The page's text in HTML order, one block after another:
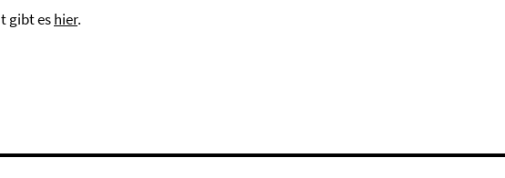
gibt eshier.